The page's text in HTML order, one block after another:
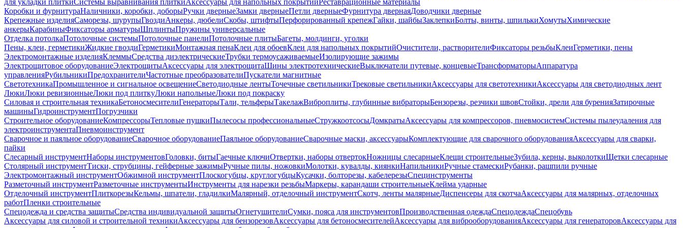
для укладки плиткиСистемы выравнивания плиткиАксессуары для напольных покрытийРеставрационные материалы
Коробки и фурнитураНаличники, коробки, доборыРучки дверныеЗамки дверныеПетли дверныеФурнитура двернаяДоводчики дверные
Крепежные изделияСаморезы, шурупыГвоздиАнкеры, дюбелиСкобы, штифтыПерфорированный крепежГайки, шайбыЗаклепкиБолты, винты, шпилькиХомутыХимические
анкерыКарабиныФиксаторы арматурыШплинтыПружины универсальные
Отделка потолкаПотолочные системыПотолочные панелиПотолочные плитыБагеты, молдинги, уголки
Пены, клеи, герметикиЖидкие гвоздиГерметикиМонтажная пенаКлеи для обоевКлеи для напольных покрытийОчистители, растворителиФиксаторы резьбыКлеиГерметики, пены
Электромонтажные изделияКлеммыСредства диэлектрическиеТрубки термоусаживаемыеИзолирующие зажимы
Электрощитовое оборудованиеЭлектрощитыАксессуары для электрощитаШины электротехническиеВыключатели путевые, концевыеТрансформаторыАппаратура
управленияРубильникиПредохранителиЧастотные преобразователиПускатели магнитные
СветотехникаПромышленное и сигнальное освещениеСветодиодные лентыТочечные светильникиТрековые светильникиАксессуары для светотехникиАксессуары для светодиодных лент
ЛюкиЛюки ревизионныеЛюки под плиткуЛюки напольныеЛюки под покраску
Силовая и строительная техникаБетоносмесителиГенераторыТали, тельферыТакелажВиброплиты, глубинные вибраторыБензорезы, резчики швовСтойки, дрели для буренияЗатирочные
машиныГидроинструментПогрузчики
Строительное оборудованиеКомпрессорыТепловые пушкиПылесосы профессиональныеСтружкоотсосыДомкратыАксессуары для компрессоров, пневмосистемСистемы пылеудаления для
электроинструментаПневмоинструмент
Сварочное и паяльное оборудованиеСварочное оборудованиеПаяльное оборудованиеСварочные маски, аксессуарыКомплектующие для сварочного оборудованияАксессуары для сварки,
пайки
Слесарный инструментНаборы инструментовГоловки, битыГаечные ключиОтвертки, наборы отвертокНожницы слесарныеКлещи строительныеЗубила, керны, выколоткиЩетки слесарные
Столярный инструментТиски, струбцины, гейферные зажимыРучные пилы, ножовкиМолотки, кувалды, киянкиНапильникиРучные стамескиРубанки, рашпили ручные
Электромонтажный инструментОбжимной инструментПлоскогубцы, круглогубцыКусачки, болторезы, кабелерезыСпецинструменты
Разметочный инструментРазметочные инструментыИнструменты для нарезки резьбыМаркеры, карандаши строительныеКлейма ударные
Отделочный инструментПлиткорезыКельмы, шпатели, гладилкиМалярный, отделочный инструментСкотч, ленты малярныеДиспенсеры для скотчаАксессуары для малярных, отделочных
работПленки строительные
Спецодежда и средства защитыСредства индивидуальной защитыОгнетушителиСумки, пояса для инструментовПроизводственная одеждаСпецодеждаСпецобувь
Аксессуары для силовой и строительной техникиАксессуары для бензорезовАксессуары для бетоносмесителейАксессуары для виброоборудованияАксессуары для генераторовАксессуары для